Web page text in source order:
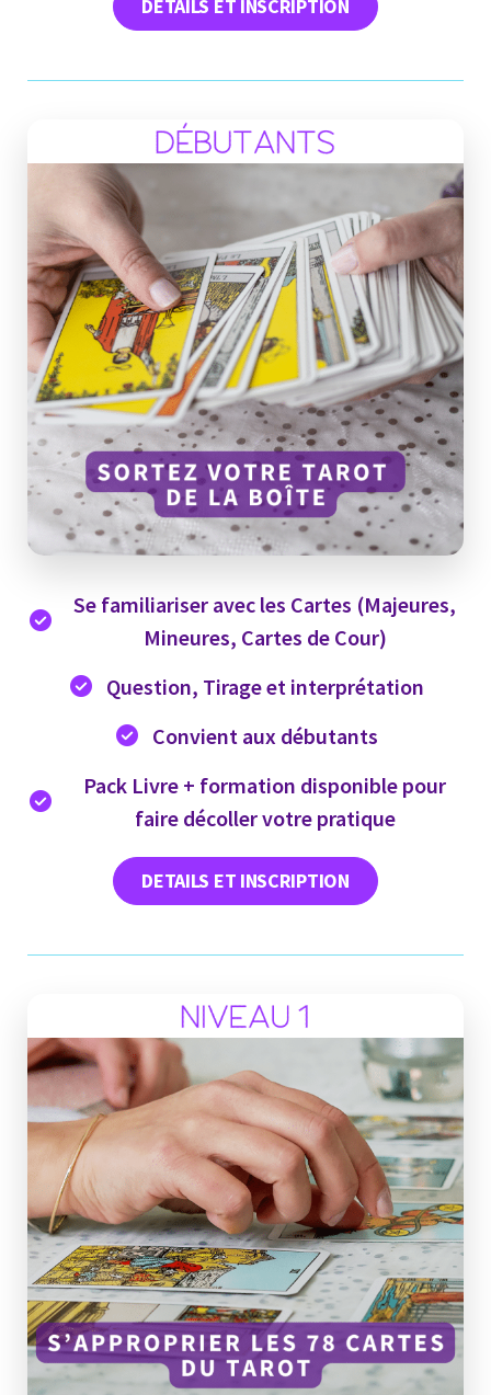
DETAILS ET INSCRIPTION
Se familiariser avec les Cartes (Majeures,
Mineures, Cartes de Cour)
Question, Tirage et interprétation
Convient aux débutants
Pack Livre + formation disponible pour
faire décoller votre pratique
DETAILS ET INSCRIPTION